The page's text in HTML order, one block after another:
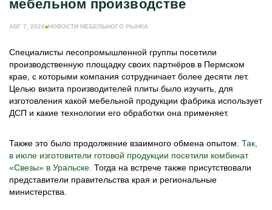
мебельном производстве
АВГ 7, 2026 НОВОСТИ МЕБЕЛЬНОГО РЫНКА
Специалисты лесопромышленной группы посетили
производственную площадку своих партнёров в Пермском
крае, с которыми компания сотрудничает более десяти лет.
Целью визита производителей плиты было изучить, для
изготовления какой мебельной продукции фабрика использует
ДСП и какие технологии его обработки она применяет.
Также это было продолжение взаимного обмена опытом. Так,
в июле изготовители готовой продукции посетили комбинат
«Свезы» в Уральске. Тогда на встрече также присутствовали
представители правительства края и региональные
министерства.